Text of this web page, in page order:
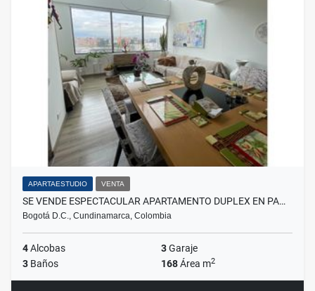
APARTAESTUDIO VENTA
SE VENDE ESPECTACULAR APARTAMENTO DUPLEX EN PA…
Bogotá D.C., Cundinamarca, Colombia
4Alcobas 3Garaje
3 Baños 168Área m2